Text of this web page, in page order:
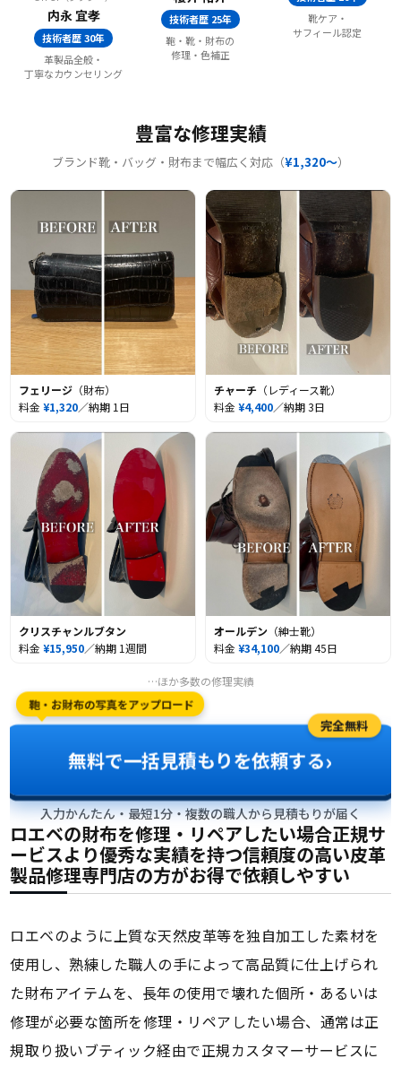
内永 宜孝
技術者歴 30年
革製品全般・
丁寧なカウンセリング
技術者歴 25年
鞄・靴・財布の
修理・色補正
靴ケア・
サフィール認定
豊富な修理実績
ブランド靴・バッグ・財布まで幅広く対応（¥1,320〜）
フェリージ （財布）
料金¥1,320／納期 1日
チャーチ （レディース靴）
料金 ¥4,400／納期 3日
クリスチャンルブタン
料金¥15,950／納期 1週間
オールデン （紳士靴）
料金 ¥34,100／納期 45日
…ほか多数の修理実績
完全無料
無料で一括見積もりを依頼する›
鞄・お財布の写真をアップロード
入力かんたん・最短1分・複数の職人から見積もりが届く
ロエベの財布を修理・リペアしたい場合正規サ
ービスより優秀な実績を持つ信頼度の高い皮革
製品修理専門店の方がお得で依頼しやすい
ロエベのように上質な天然皮革等を独自加工した素材を
使用し、熟練した職人の手によって高品質に仕上げられ
た財布アイテムを、長年の使用で壊れた個所・あるいは
修理が必要な箇所を修理・リペアしたい場合、通常は正
規取り扱いブティック経由で正規カスタマーサービスに